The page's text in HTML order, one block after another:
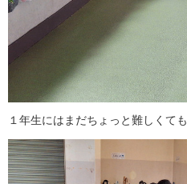
１年生にはまだちょっと難しくても